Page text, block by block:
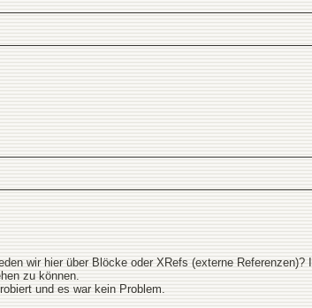
wir hier über Blöcke oder XRefs (externe
zu können.
und es war kein Problem.